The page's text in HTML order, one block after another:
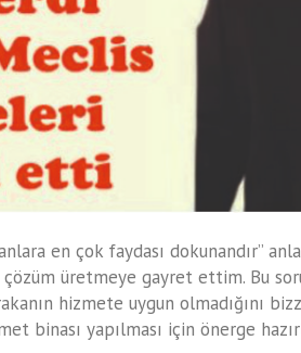
en çok faydası dokunandır”
üretmeye gayret ettim. Bu
hizmete uygun olmadığını
binası yapılması için önerge